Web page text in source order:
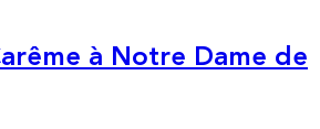
à Notre Dame de